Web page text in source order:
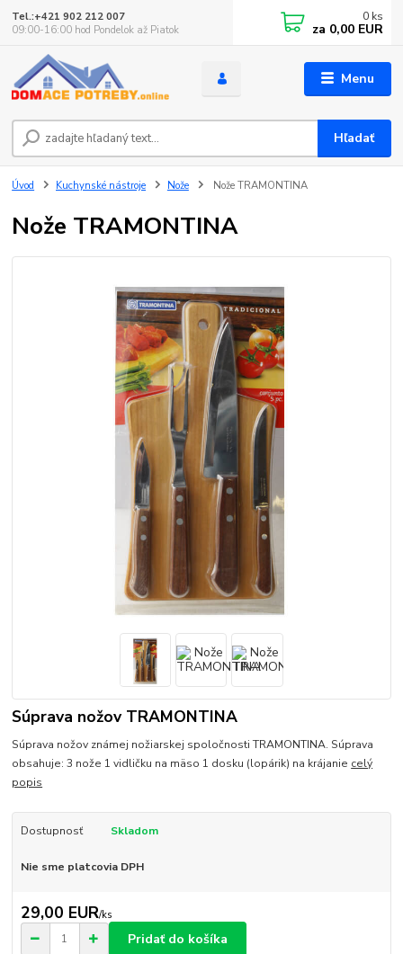
Menu
Hľadať
Tel.:+421 902 212 007
09:00-16:00 hod Pondelok až Piatok
0 ks
za 0,00 EUR
Úvod Kuchynské nástroje Nože Nože TRAMONTINA
Nože TRAMONTINA
Súprava nožov TRAMONTINA
Súprava nožov známej nožiarskej spoločnosti TRAMONTINA. Súprava
obsahuje: 3 nože 1 vidličku na mäso 1 dosku (lopárik) na krájanie celý
popis
Dostupnosť Skladom
Nie sme platcovia DPH
29,00 EUR/ks
Pridať do košíka